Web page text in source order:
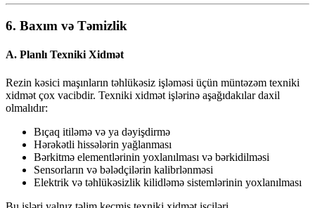
6. Baxım və Təmizlik
A. Planlı Texniki Xidmət
Rezin kəsici maşınların təhlükəsiz işləməsi üçün müntəzəm texniki
xidmət çox vacibdir. Texniki xidmət işlərinə aşağıdakılar daxil
olmalıdır:
Bıçaq itiləmə və ya dəyişdirmə
Hərəkətli hissələrin yağlanması
Bərkitmə elementlərinin yoxlanılması və bərkidilməsi
Sensorların və bələdçilərin kalibrlənməsi
Elektrik və təhlükəsizlik kilidləmə sistemlərinin yoxlanılması